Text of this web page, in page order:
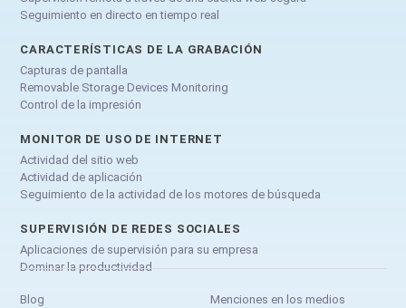
Seguimiento en directo en tiempo real
CARACTERÍSTICAS DE LA GRABACIÓN
Capturas de pantalla
Removable Storage Devices Monitoring
Control de la impresión
MONITOR DE USO DE INTERNET
Actividad del sitio web
Actividad de aplicación
Seguimiento de la actividad de los motores de búsqueda
SUPERVISIÓN DE REDES SOCIALES
Aplicaciones de supervisión para su empresa
Dominar la productividad
Blog
Menciones en los medios